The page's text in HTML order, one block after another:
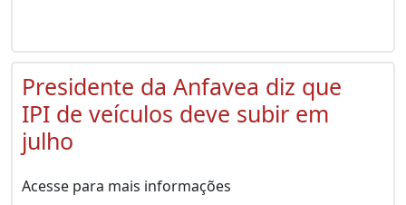
Presidente da Anfavea diz que
IPI de veículos deve subir em
julho
Acesse para mais informações